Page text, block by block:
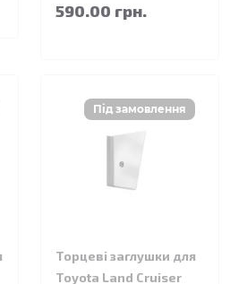
590.00 грн.
Торцеві заглушки для
Toyota Land Cruiser